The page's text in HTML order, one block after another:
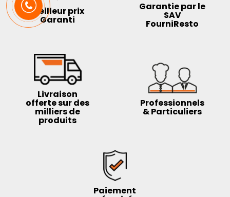
Meilleur prix
Garanti
Garantie par le
SAV
FourniResto
Livraison
offerte sur des
milliers de
produits
Professionnels
& Particuliers
Paiement